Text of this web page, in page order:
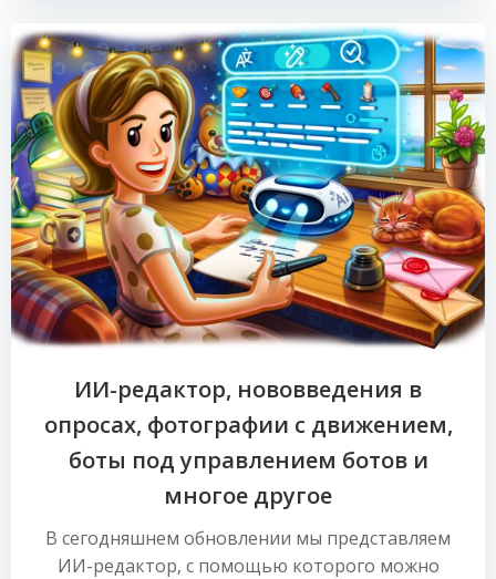
ИИ-редактор, нововведения в
опросах, фотографии с движением,
боты под управлением ботов и
многое другое
В сегодняшнем обновлении мы представляем
ИИ-редактор, с помощью которого можно